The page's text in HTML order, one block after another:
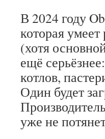
В 2024 году
которая
(хотя
ещё
котлов,
Один будет
уже не